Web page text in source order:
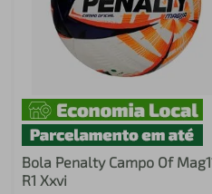
Bola Penalty Campo Of
R1 Xxvi